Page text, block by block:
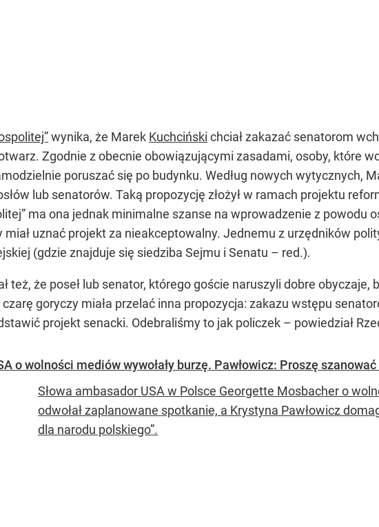
wynika, że Marek Kuchciński chciał zakazać senatorom
Zgodnie z obecnie obowiązującymi zasadami, osoby, które
poruszać się po budynku. Według nowych wytycznych,
lub senatorów. Taką propozycję złożył w ramach projektu
ma ona jednak minimalne szanse na wprowadzenie z powodu
miał uznać projekt za nieakceptowalny. Jednemu z urzędników
(gdzie znajduje się siedziba Sejmu i Senatu – red.).
też, że poseł lub senator, którego goście naruszyli dobre obyczaje,
goryczy miała przelać inna propozycja: zakazu wstępu
projekt senacki. Odebraliśmy to jak policzek – powiedział
o wolności mediów wywołały burzę. Pawłowicz: Proszę
Słowa ambasador USA w Polsce Georgette Mosbacher o
odwołał zaplanowane spotkanie, a Krystyna Pawłowicz
dla narodu polskiego”.